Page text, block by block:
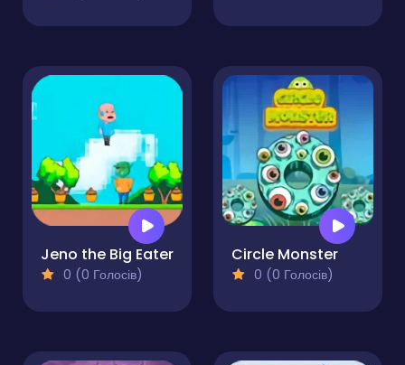
Jeno the Big Eater
0 (0 Голосів)
Circle Monster
0 (0 Голосів)